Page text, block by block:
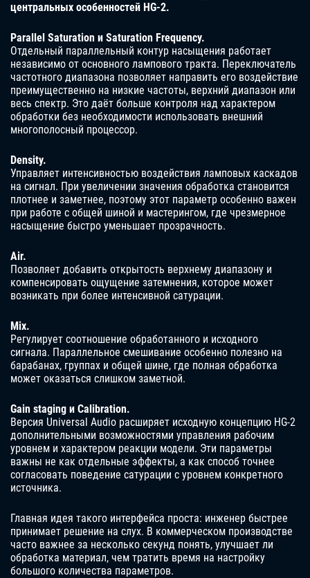
центральных особенностей HG-2.
Parallel Saturation и Saturation Frequency.
Отдельный параллельный контур насыщения работает
независимо от основного лампового тракта. Переключатель
частотного диапазона позволяет направить его воздействие
преимущественно на низкие частоты, верхний диапазон или
весь спектр. Это даёт больше контроля над характером
обработки без необходимости использовать внешний
многополосный процессор.
Density.
Управляет интенсивностью воздействия ламповых каскадов
на сигнал. При увеличении значения обработка становится
плотнее и заметнее, поэтому этот параметр особенно важен
при работе с общей шиной и мастерингом, где чрезмерное
насыщение быстро уменьшает прозрачность.
Air.
Позволяет добавить открытость верхнему диапазону и
компенсировать ощущение затемнения, которое может
возникать при более интенсивной сатурации.
Mix.
Регулирует соотношение обработанного и исходного
сигнала. Параллельное смешивание особенно полезно на
барабанах, группах и общей шине, где полная обработка
может оказаться слишком заметной.
Gain staging и Calibration.
Версия Universal Audio расширяет исходную концепцию HG-2
дополнительными возможностями управления рабочим
уровнем и характером реакции модели. Эти параметры
важны не как отдельные эффекты, а как способ точнее
согласовать поведение сатурации с уровнем конкретного
источника.
Главная идея такого интерфейса проста: инженер быстрее
принимает решение на слух. В коммерческом производстве
часто важнее за несколько секунд понять, улучшает ли
обработка материал, чем тратить время на настройку
большого количества параметров.